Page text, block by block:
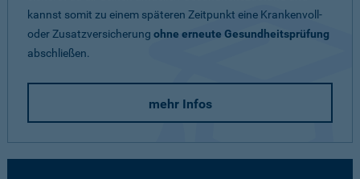
kannst somit zu einem späteren Zeitpunkt eine Krankenvoll-
oder Zusatzversicherung ohne erneute Gesundheitsprüfung
abschließen.
mehr Infos